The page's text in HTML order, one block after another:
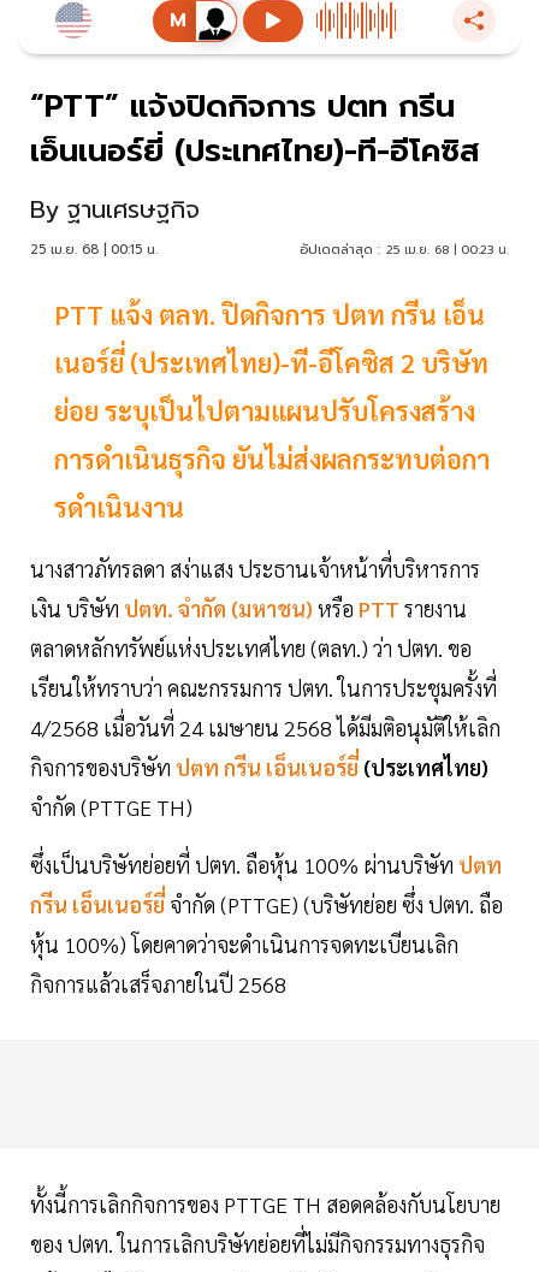
“PTT” แจ้งปิดกิจการ ปตท กรีน
เอ็นเนอร์ยี่ (ประเทศไทย)-ที-อีโคซิส
By ฐานเศรษฐกิจ
25 เม.ย. 68 | 00:15 น. อัปเดตล่าสุด : 25 เม.ย. 68 | 00:23 น.
PTT แจ้ง ตลท. ปิดกิจการ ปตท กรีน เอ็น
เนอร์ยี่ (ประเทศไทย)-ที-อีโคซิส 2 บริษัท
ย่อย ระบุเป็นไปตามแผนปรับโครงสร้าง
การดําเนินธุรกิจ ยันไม่ส่งผลกระทบต่อกา
รดําเนินงาน
นางสาวภัทรลดา สง่าแสง ประธานเจ้าหน้าที่บริหารการ
เงิน บริษัท ปตท. จํากัด (มหาชน) หรือ PTT รายงาน
ตลาดหลักทรัพย์แห่งประเทศไทย (ตลท.) ว่า ปตท. ขอ
เรียนให้ทราบว่า คณะกรรมการ ปตท. ในการประชุมครั้งที่
4/2568 เมื่อวันที่ 24 เมษายน 2568 ได้มีมติอนุมัติให้เลิก
กิจการของบริษัท ปตท กรีน เอ็นเนอร์ยี่ (ประเทศไทย)
จำกัด (PTTGE TH)
ซึ่งเป็นบริษัทย่อยที่ ปตท. ถือหุ้น 100% ผ่านบริษัท ปตท
กรีน เอ็นเนอร์ยี่ จำกัด (PTTGE) (บริษัทย่อย ซึ่ง ปตท. ถือ
หุ้น 100%) โดยคาดว่าจะดำเนินการจดทะเบียนเลิก
กิจการแล้วเสร็จภายในปี 2568
ทั้งนี้การเลิกกิจการของ PTTGE TH สอดคล้องกับนโยบาย
ของ ปตท. ในการเลิกบริษัทย่อยที่ไม่มีกิจกรรมทางธุรกิจ